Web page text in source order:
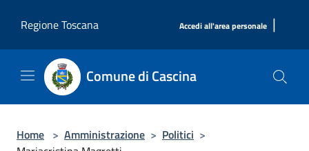
Regione Toscana
Accedi all'area personale |
Comune di Cascina
Home > Amministrazione > Politici >